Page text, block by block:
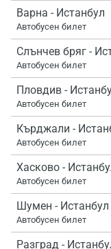
Варна - Истанбул
Автобусен билет
Слънчев бряг -
Автобусен билет
Пловдив -
Автобусен билет
Кърджали -
Автобусен билет
Хасково -
Автобусен билет
Шумен - Истанбул
Автобусен билет
Разград -